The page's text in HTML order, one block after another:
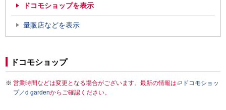
ドコモショップを表示
量販店などを表示
ドコモショップ
営業時間などは変更となる場合がございます。最新の情報は
ドコモショッ
プ／d gardenからご確認ください。